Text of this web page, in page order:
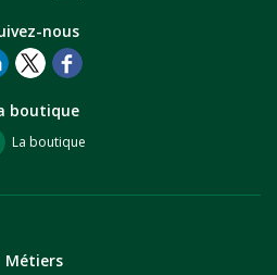
nous
boutique
La boutique
Métiers